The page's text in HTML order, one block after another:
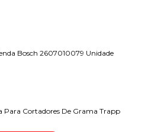
Bosch 2607010079 Unidade
Para Cortadores De Grama Trapp